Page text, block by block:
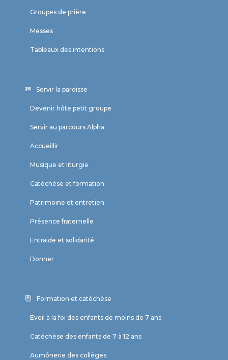
Groupes de prière
Messes
Tableaux des intentions
Servir la paroisse
Devenir hôte petit groupe
Servir au parcours Alpha
Accueillir
Musique et liturgie
Catéchèse et formation
Patrimoine et entretien
Présence fraternelle
Entraide et solidarité
Donner
Formation et catéchèse
Eveil à la foi des enfants de moins de 7 ans
Catéchèse des enfants de 7 à 12 ans
Aumônerie des collèges